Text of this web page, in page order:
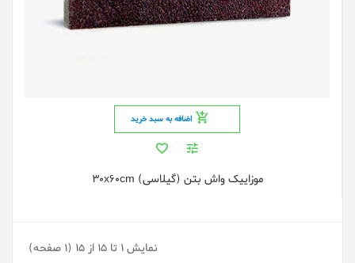
اضافه به سبد خرید
موزاییک واش بتن (گیلاسی) 30x60cm
نمایش 1 تا 15 از 15 (1 صفحه)